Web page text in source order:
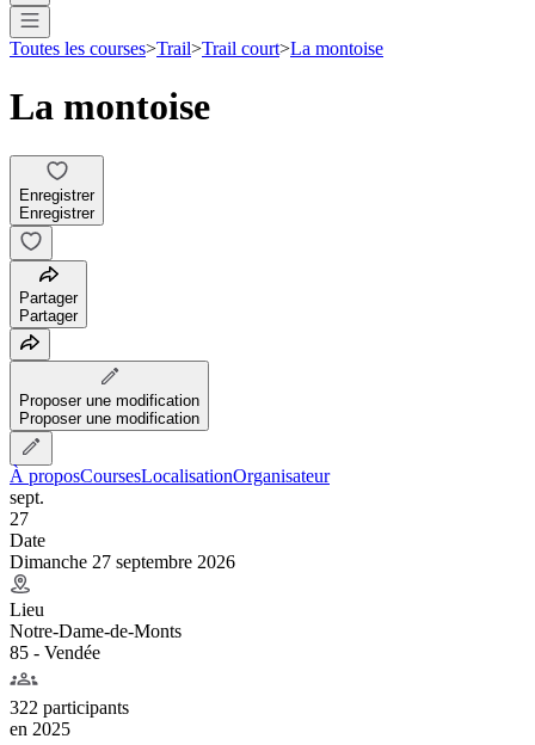
Toutes les courses>Trail>Trail court>La montoise
La montoise
Enregistrer
Enregistrer
Partager
Partager
Proposer une modification
Proposer une modification
À proposCoursesLocalisationOrganisateur
sept.
27
Date
Dimanche 27 septembre 2026
Lieu
Notre-Dame-de-Monts
85 - Vendée
322 participants
en 2025